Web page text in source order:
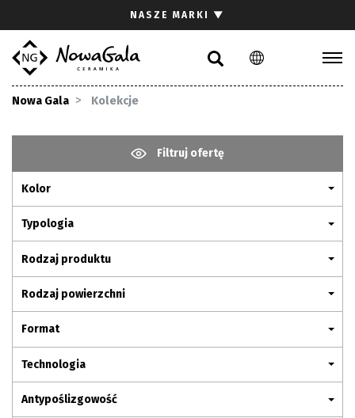
PL EN
NASZE MARKI ▼
Nowa Gala Kolekcje
Filtruj ofertę
Kolor
Typologia
Rodzaj produktu
Rodzaj powierzchni
Format
Technologia
Antypoślizgowość
Gdzie kupić
Pliki do pobrania
Pytania i odpowiedzi
Kariera
Kontakt
Komunikacja z akcjonariuszami